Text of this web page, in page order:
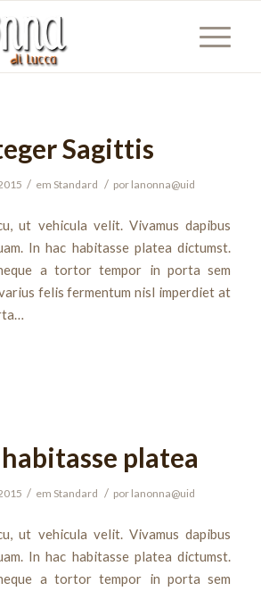
Sagittis
/ em Standard / por lanonna@uid
ut vehicula velit. Vivamus dapibus
In hac habitasse platea dictumst.
a tortor tempor in porta sem
felis fermentum nisl imperdiet at
platea
/ em Standard / por lanonna@uid
ut vehicula velit. Vivamus dapibus
In hac habitasse platea dictumst.
a tortor tempor in porta sem